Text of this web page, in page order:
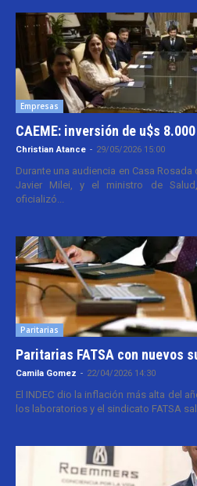
Empresas
CAEME: inversión de u$s
Christian Atance - 29/05/2026 15:00
Durante una audiencia en Casa
Javier Milei, y el ministro de
oficializó...
Paritarias
Paritarias FATSA con nuevos
Camila Gomez - 22/04/2026 14:30
El INDEC dio la inflación más alta del
los laboratorios y el sindicato FATSA